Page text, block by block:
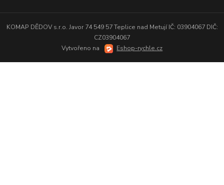
KOMAP DĚDOV s.r.o. Javor 74 549 57 Teplice nad Metují IČ: 03904067 DIČ:
CZ03904067
Vytvořeno na
Eshop-rychle.cz